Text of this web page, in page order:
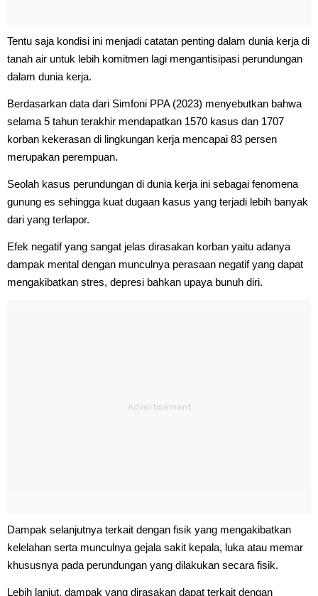
Tentu saja kondisi ini menjadi catatan penting dalam dunia kerja di
tanah air untuk lebih komitmen lagi mengantisipasi perundungan
dalam dunia kerja.
Berdasarkan data dari Simfoni PPA (2023) menyebutkan bahwa
selama 5 tahun terakhir mendapatkan 1570 kasus dan 1707
korban kekerasan di lingkungan kerja mencapai 83 persen
merupakan perempuan.
Seolah kasus perundungan di dunia kerja ini sebagai fenomena
gunung es sehingga kuat dugaan kasus yang terjadi lebih banyak
dari yang terlapor.
Efek negatif yang sangat jelas dirasakan korban yaitu adanya
dampak mental dengan munculnya perasaan negatif yang dapat
mengakibatkan stres, depresi bahkan upaya bunuh diri.
Dampak selanjutnya terkait dengan fisik yang mengakibatkan
kelelahan serta munculnya gejala sakit kepala, luka atau memar
khususnya pada perundungan yang dilakukan secara fisik.
Lebih lanjut, dampak yang dirasakan dapat terkait dengan